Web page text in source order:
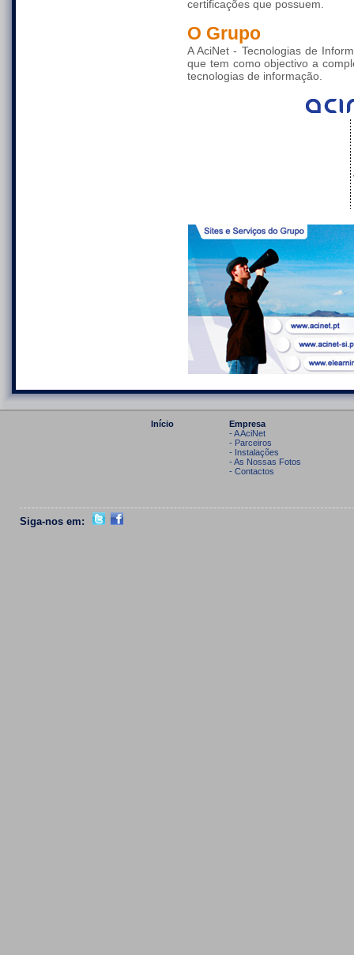
certificações que possuem.
O Grupo
A AciNet - Tecnologias de
que tem como objectivo a
tecnologias de informação.
Início
Empresa
- A AciNet
- Parceiros
- Instalações
- As Nossas Fotos
- Contactos
Siga-nos em: